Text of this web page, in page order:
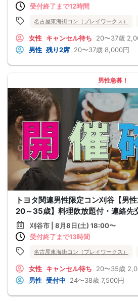
受付終了まで12時間
名古屋東海街コン（プレイワークス）
女性 キャンセル待ち 20〜37歳
男性 残り2席 20〜37歳 8,000円
男性急募！
トヨタ関連男性限定コン刈谷【男
20～35歳】料理飲放題付・連絡先
刈谷市 | 8月8日(土) 18:00〜
受付終了まで13時間
名古屋東海街コン（プレイワークス）
女性 キャンセル待ち 20〜35歳
男性 受付中 24〜38歳 7,500円